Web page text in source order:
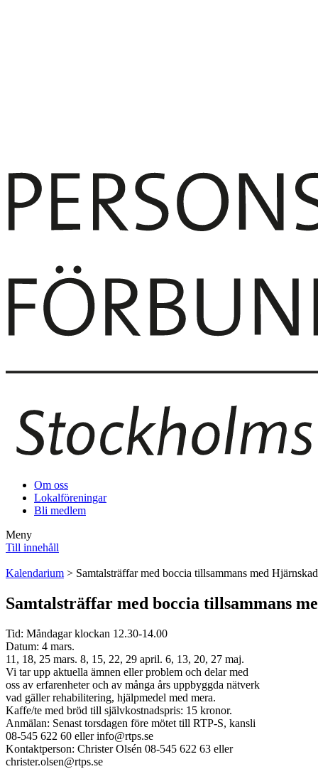
Om oss
Lokalföreningar
Bli medlem
Meny
Till innehåll
Kalendarium > Samtalsträffar med boccia tillsammans med
Samtalsträffar med boccia tillsammans
Tid: Måndagar klockan 12.30-14.00
Datum: 4 mars.
11, 18, 25 mars. 8, 15, 22, 29 april. 6, 13, 20, 27 maj.
Vi tar upp aktuella ämnen eller problem och delar med
oss av erfarenheter och av många års uppbyggda nätverk
vad gäller rehabilitering, hjälpmedel med mera.
Kaffe/te med bröd till självkostnadspris: 15 kronor.
Anmälan: Senast torsdagen före mötet till RTP-S, kansli
08-545 622 60 eller info@rtps.se
Kontaktperson: Christer Olsén 08-545 622 63 eller
christer.olsen@rtps.se